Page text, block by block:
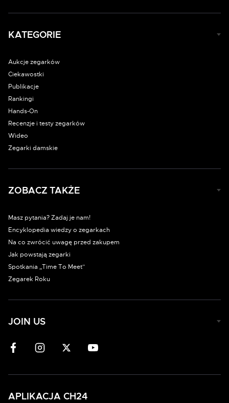
KATEGORIE
Aukcje zegarków
Ciekawostki
Publikacje
Rankingi
Hands-On
Recenzje i testy zegarków
Wideo
Zegarki damskie
ZOBACZ TAKŻE
Masz pytania? Zadaj je nam!
Encyklopedia wiedzy o zegarkach
Na co zwrócić uwagę przed zakupem
Jak powstają zegarki
Spotkania „Time To Meet”
Zegarek Roku
JOIN US
APLIKACJA CH24